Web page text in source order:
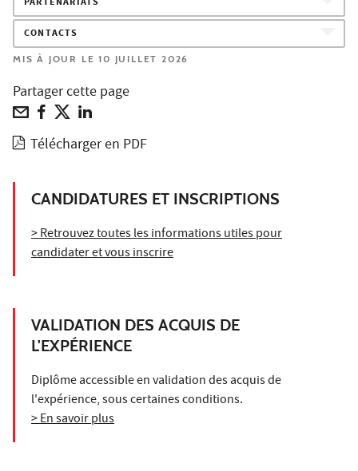
CONTACTS
MIS À JOUR LE 10 JUILLET 2026
Partager cette page
Télécharger en PDF
CANDIDATURES ET INSCRIPTIONS
> Retrouvez toutes les informations utiles pour
candidater et vous inscrire
VALIDATION DES ACQUIS DE
L'EXPÉRIENCE
Diplôme accessible en validation des acquis de
l'expérience, sous certaines conditions.
> En savoir plus